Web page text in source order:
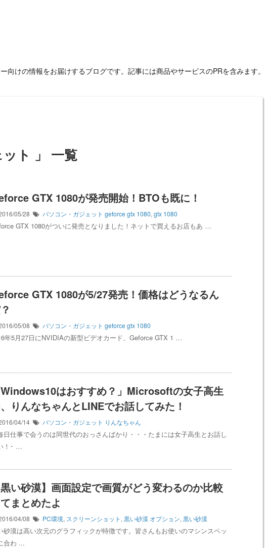
向けの情報をお届けするブログです。記事には商品やサービスのPRを含みます。
ット 」 一覧
GTX 1080が発売開始！BTOも既に！
05/28 パソコン・ガジェット geforce gtx 1080, gtx 1080
GTX 1080がついに発売となりました！ネットで買えるお店もあ …
GTX 1080が5/27発売！価格はどうなるん
05/08 パソコン・ガジェット geforce gtx 1080
年5月27日にNVIDIAの新型ビデオカード、Geforce GTX 1 …
Windows10はおすすめ？」Microsoftの女子高生
りんなちゃんとLINEでお話してみた！
04/14 パソコン・ガジェット りんなちゃん
日仕事で会うのは同世代のおっさんばかり・・・たまには女子高生とお話し
！･ …
黒い砂漠】画面設定で画質がどう変わるのか比較
まとめたよ
04/08 PC環境, スクリーンショット , 黒い砂漠 オプション, 黒い砂漠
砂漠は高い次元のグラフィックが特徴です。皆さんもお使いのマシンスペッ
合わ ...